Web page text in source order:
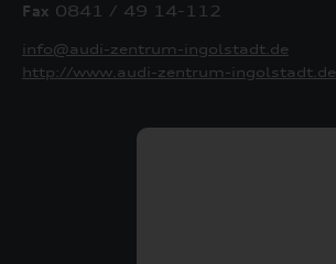
Fax 0841 / 49 14-112
info@audi-zentrum-ingolstadt.de
http://www.audi-zentrum-ingolstadt.de